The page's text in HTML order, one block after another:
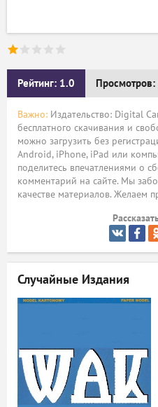
Рейтинг: 1.0
Важно: Издательство: Digital
бесплатного скачивания и
можно загрузить без
Android, iPhone, iPad или
поделитесь впечатлениями о
комментарий на сайте. Мы
качестве материалов. Желаем
Случайные Издания